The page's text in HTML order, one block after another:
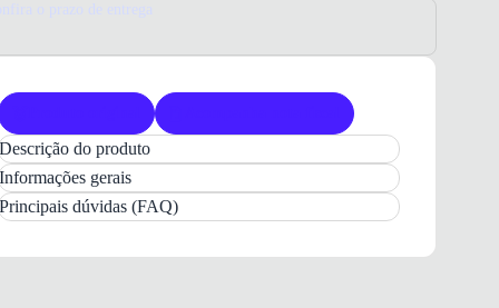
o prazo de entrega
do produto
SapatênisFerricelli
Confortoe Estilo
Apresentamos oSapatênis Ferricelli Masculino
gerais
dúvidas (FAQ)